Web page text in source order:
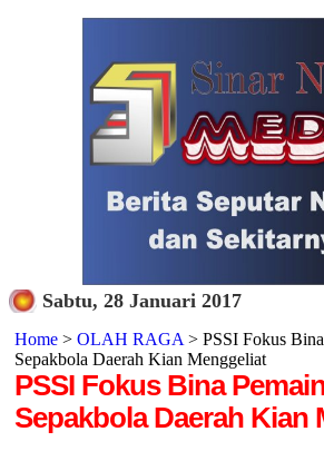
Sabtu, 28 Januari 2017
Home> OLAH RAGA > PSSI Fokus
Sepakbola Daerah Kian Menggeliat
PSSI Fokus Bina
Sepakbola Daerah Kian